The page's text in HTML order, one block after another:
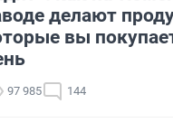
делают
вы
97 985 144